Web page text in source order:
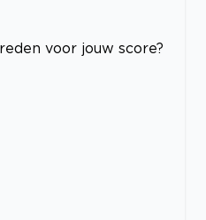
voor jouw score?